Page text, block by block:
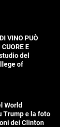
VINO PUÒ
E
del
of
World
Trump e la foto
dei Clinton